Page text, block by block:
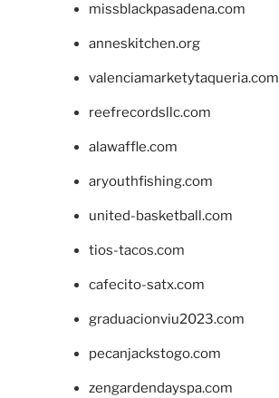
missblackpasadena.com
anneskitchen.org
valenciamarketytaqueria.com
reefrecordsllc.com
alawaffle.com
aryouthfishing.com
united-basketball.com
tios-tacos.com
cafecito-satx.com
graduacionviu2023.com
pecanjackstogo.com
zengardendayspa.com